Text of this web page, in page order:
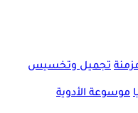
تجميل وتخسيس
موسوعة الأدوية